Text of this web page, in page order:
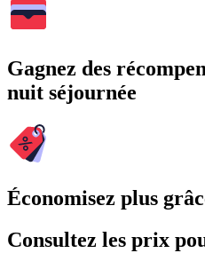
Gagnez des
nuit séjournée
Économisez plus
Consultez les prix